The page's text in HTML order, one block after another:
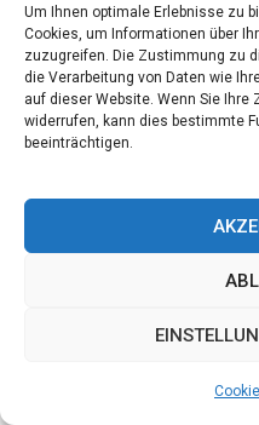
Um Ihnen optimale Erlebnisse zu
Cookies, um Informationen über
zuzugreifen. Die Zustimmung zu
die Verarbeitung von Daten wie
auf dieser Website. Wenn Sie
widerrufen, kann dies bestimmte
beeinträchtigen.
jedem Anlass
Category:Gesundheid
Der Beauty-Trend
erobert die
Boxspring kopen:
Verbessern Sie Ihre
mit natürlichen
Snus im Sport:
und
Ohrenanlegen